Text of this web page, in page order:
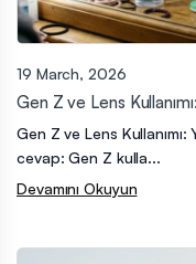
19 March, 2026
Gen Z ve Lens
Gen Z ve Lens Kullanımı:
cevap: Gen Z kulla...
Devamını Okuyun